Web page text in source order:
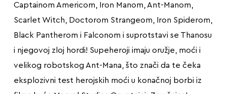
Captainom Americom, Iron Manom, Ant-Manom,
Scarlet Witch, Doctorom Strangeom, Iron Spiderom,
Black Pantherom i Falconom i suprotstavi se Thanosu
i njegovoj zloj hordi! Supeheroji imaju oružje, moći i
velikog robotskog Ant-Mana, što znači da te čeka
eksplozivni test herojskih moći u konačnoj borbi iz